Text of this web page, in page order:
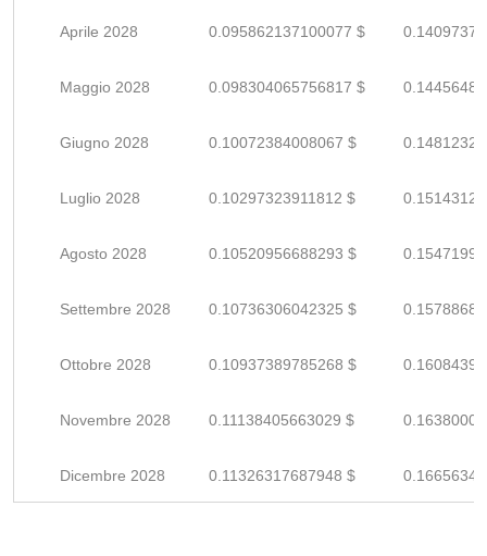
Aprile 2028 0.095862137100077 $
Maggio 2028 0.098304065756817 $
Giugno 2028 0.10072384008067 $
Luglio 2028 0.10297323911812 $
Agosto 2028 0.10520956688293 $
Settembre 2028 0.10736306042325 $
Ottobre 2028 0.10937389785268 $
Novembre 2028 0.11138405663029 $
Dicembre 2028 0.11326317687948 $